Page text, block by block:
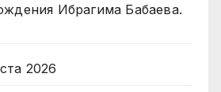
Ибрагима Бабаева.
2026